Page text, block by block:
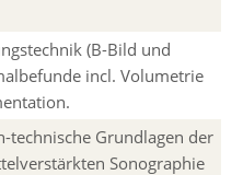
(B-Bild und
incl. Volumetrie
technische Grundlagen der
Sonographie